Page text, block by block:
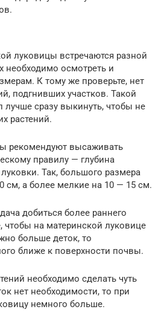
луковицы встречаются разной
необходимо осмотреть и
К тому же проверьте, нет
подгнивших участков. Такой
лучше сразу выкинуть, чтобы не
растений.
рекомендуют высаживать
правилу — глубина
Так, большого размера
см, а более мелкие на 10 — 15 см.
добиться более раннего
чтобы на материнской луковице
больше деток, то
ближе к поверхности почвы.
необходимо сделать чуть
нет необходимости, то при
немного больше.